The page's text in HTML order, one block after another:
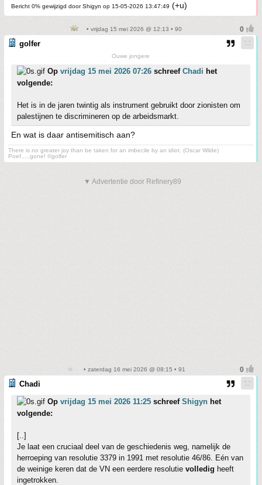
Bericht 0% gewijzigd door Shigyn op 15-05-2026 13:47:49 (+u)
• vrijdag 15 mei 2026 @ 12:13 • 90
golfer
Ouwe jongere
Op vrijdag 15 mei 2026 07:26 schreef Chadi het
volgende:
Het is in de jaren twintig als instrument gebruikt door zionisten om
palestijnen te discrimineren op de arbeidsmarkt.
En wat is daar antisemitisch aan?
There is no greater joy than be taken for an imbecile by an idiot. (Oscar Wilde)
Poef.....gone! ©golfer
▼ Advertentie door Refinery89
• zaterdag 16 mei 2026 @ 08:15 • 91
Chadi
Op vrijdag 15 mei 2026 11:25 schreef Shigyn het
volgende:
[..]
Je laat een cruciaal deel van de geschiedenis weg, namelijk de
herroeping van resolutie 3379 in 1991 met resolutie 46/86. Eén van
de weinige keren dat de VN een eerdere resolutie volledig heeft
ingetrokken.